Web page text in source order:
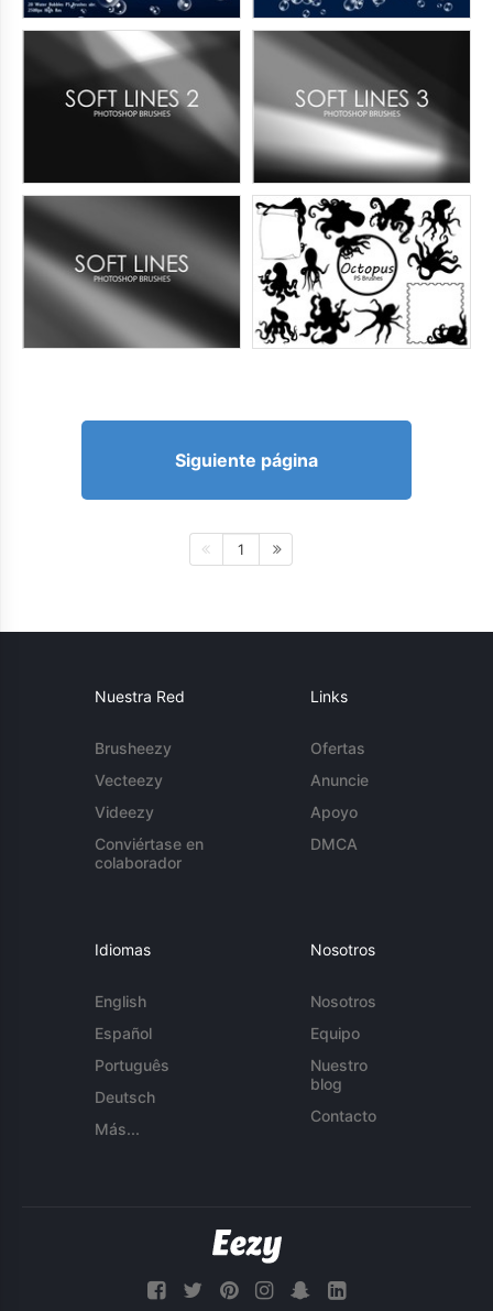
Siguiente página
1
Nuestra Red
Brusheezy
Vecteezy
Videezy
Conviértase en
colaborador
Links
Ofertas
Anuncie
Apoyo
DMCA
Idiomas
English
Español
Português
Deutsch
Más...
Nosotros
Nosotros
Equipo
Nuestro
blog
Contacto